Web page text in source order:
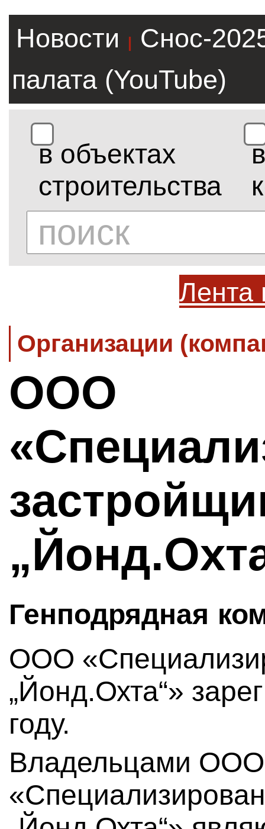
Новости |
Снос-
палата (YouTube)
в объектах
строительства
в
Лента
Организации
ООО
Генподрядная
ООО
„Йонд.Охта“»
году.
Владельцами ООО